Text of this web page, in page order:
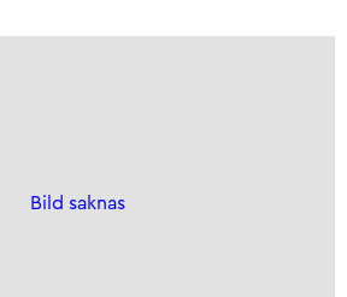
Bild saknas